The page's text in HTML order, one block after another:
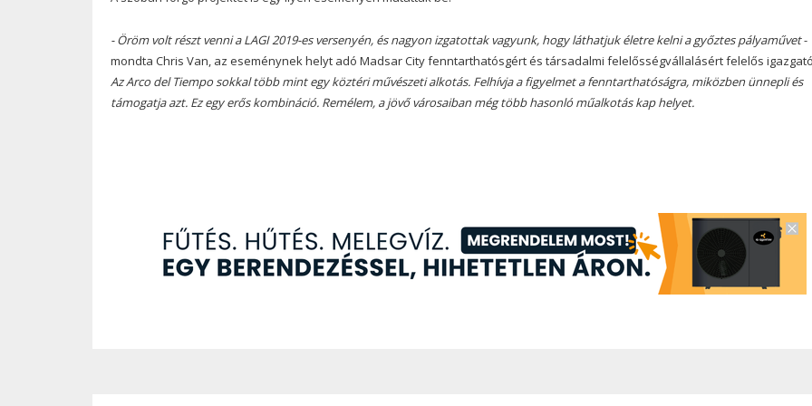
- Öröm volt részt venni a LAGI 2019-es versenyén, és nagyon izgatottak vagyunk, hogy láthatjuk életre kelni a győztes pályaművet-
mondta Chris Van, az eseménynek helyt adó Madsar City fenntarthatósgért és társadalmi felelősségvállalásért felelős
Az Arco del Tiempo sokkal több mint egy köztéri művészeti alkotás. Felhívja a figyelmet a fenntarthatóságra, miközben ünnepli és
támogatja azt. Ez egy erős kombináció. Remélem, a jövő városaiban még több hasonló műalkotás kap helyet.